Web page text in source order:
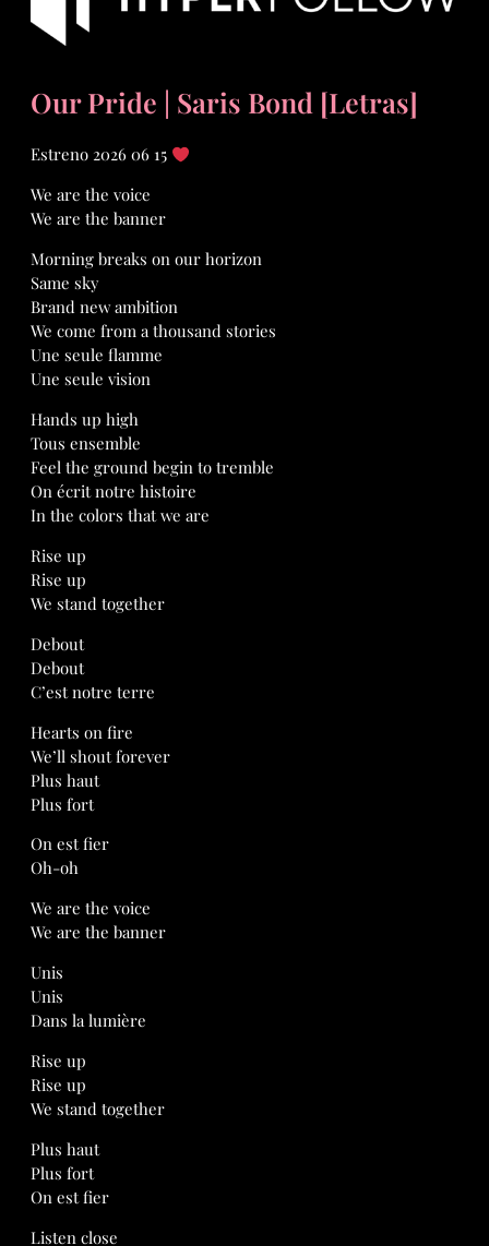
Our Pride | Saris Bond [Letras]
Estreno 2026 06 15
We are the voice
We are the banner
Morning breaks on our horizon
Same sky
Brand new ambition
We come from a thousand stories
Une seule flamme
Une seule vision
Hands up high
Tous ensemble
Feel the ground begin to tremble
On écrit notre histoire
In the colors that we are
Rise up
Rise up
We stand together
Debout
Debout
C’est notre terre
Hearts on fire
We’ll shout forever
Plus haut
Plus fort
On est fier
Oh-oh
We are the voice
We are the banner
Unis
Unis
Dans la lumière
Rise up
Rise up
We stand together
Plus haut
Plus fort
On est fier
Listen close